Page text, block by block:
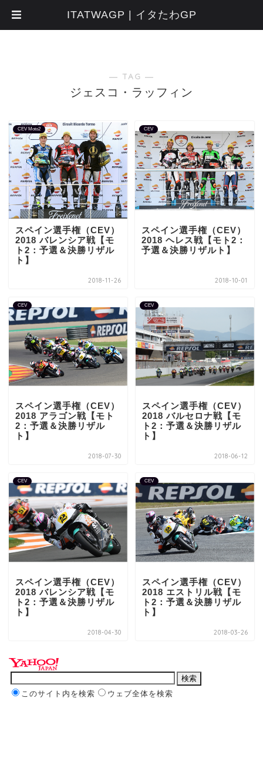
― TAG ―
ジェスコ・ラッフィン
CEV Moto2
スペイン選手権（CEV）
2018 バレンシア戦【モ
ト2：予選＆決勝リザル
ト】
2018-11-26
CEV
スペイン選手権（CEV）
2018 ヘレス戦【モト2：
予選＆決勝リザルト】
2018-10-01
CEV
スペイン選手権（CEV）
2018 アラゴン戦【モト
2：予選＆決勝リザル
ト】
2018-07-30
CEV
スペイン選手権（CEV）
2018 バルセロナ戦【モ
ト2：予選＆決勝リザル
ト】
2018-06-12
CEV
スペイン選手権（CEV）
2018 バレンシア戦【モ
ト2：予選＆決勝リザル
ト】
2018-04-30
CEV
スペイン選手権（CEV）
2018 エストリル戦【モ
ト2：予選＆決勝リザル
ト】
2018-03-26
このサイト内を検索 ウェブ全体を検索
ITATWAGP | イタたわGP